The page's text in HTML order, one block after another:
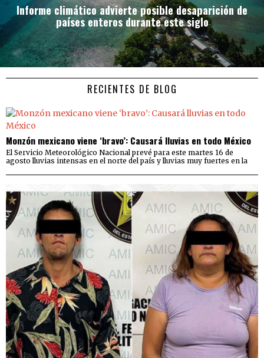
Informe climático advierte posible desaparición de
países enteros durante este siglo
RECIENTES DE BLOG
Monzón mexicano viene ‘bravo’: Causará lluvias en todo México
El Servicio Meteorológico Nacional prevé para este martes 16 de
agosto lluvias intensas en el norte del país y lluvias muy fuertes en la